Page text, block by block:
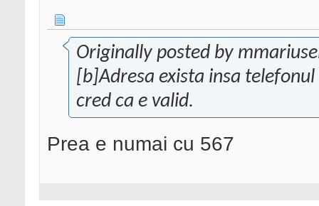
Originally posted by
[b]Adresa exista insa
cred ca e valid.
Prea e numai cu 567